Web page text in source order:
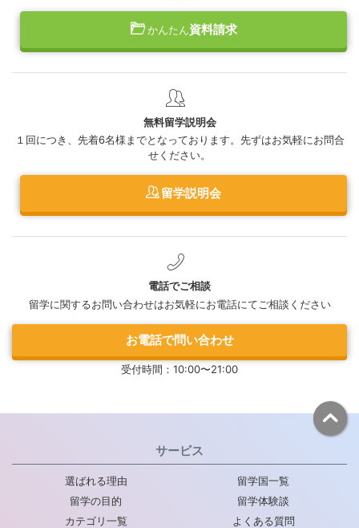
かんたん資料請求
無料留学説明会
１回につき、先着6名様までとなっております。先ずはお気軽にお問合
せください。
留学説明会
電話でご相談
留学に関するお問い合わせはお気軽にお電話にてご相談ください
お電話で問い合わせ
受付時間：10:00〜21:00
サービス
選ばれる理由
留学国一覧
留学の目的
留学体験談
カテゴリ一覧
よくある質問